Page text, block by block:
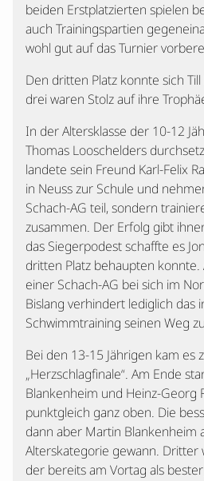
beiden Erstplatzierten spielen
auch Trainingspartien
wohl gut auf das Turnier
Den dritten Platz konnte sich
drei waren Stolz auf ihre
In der Altersklasse der 10-12
Thomas Looschelders
landete sein Freund Karl-Felix
in Neuss zur Schule und
Schach-AG teil, sondern
zusammen. Der Erfolg gibt
das Siegerpodest schaffte es
dritten Platz behaupten
einer Schach-AG bei sich im
Bislang verhindert lediglich das
Schwimmtraining seinen Weg
Bei den 13-15 Jährigen kam es
„Herzschlagfinale“. Am Ende
Blankenheim und Heinz-Georg
punktgleich ganz oben. Die
dann aber Martin Blankenheim
Alterskategorie gewann. Dritter
der bereits am Vortag als